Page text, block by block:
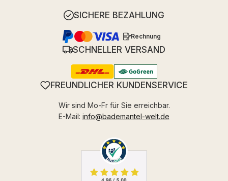
SICHERE BEZAHLUNG
Rechnung
SCHNELLER VERSAND
FREUNDLICHER KUNDENSERVICE
Wir sind Mo-Fr für Sie erreichbar.
E-Mail: info@bademantel-welt.de